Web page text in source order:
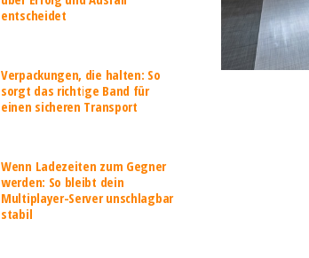
entscheidet
Verpackungen, die halten: So
sorgt das richtige Band für
einen sicheren Transport
Wenn Ladezeiten zum Gegner
werden: So bleibt dein
Multiplayer-Server unschlagbar
stabil